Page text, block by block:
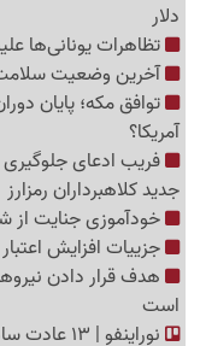
دلار
تظاهرات یونانی‌ها
آخرین وضعیت
توافق مکه؛ پایان
آمریکا؟
فریب ادعای جلوگیری
جدید کلاهبرداران رمزارز
خودآموزی جنایت از
جزییات افزایش
هدف قرار دادن
است
نوراینفو | 13 عادت ساده که کیفیت زندگی شما را بهبود می بخشد